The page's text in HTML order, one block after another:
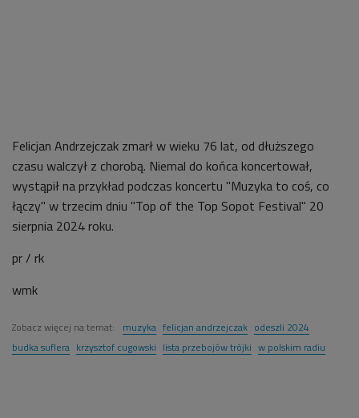
Felicjan Andrzejczak zmarł w wieku 76 lat, od dłuższego
czasu walczył z chorobą. Niemal do końca koncertował,
wystąpił na przykład podczas koncertu "Muzyka to coś, co
łączy" w trzecim dniu "Top of the Top Sopot Festival" 20
sierpnia 2024 roku.
pr / rk
wmk
Zobacz więcej na temat: muzyka felicjan andrzejczak odeszli 2024
budka suflera krzysztof cugowski lista przebojów trójki w polskim radiu